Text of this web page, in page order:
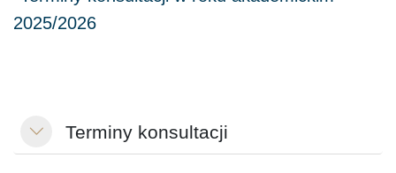
MinimalizujTerminy konsultacji